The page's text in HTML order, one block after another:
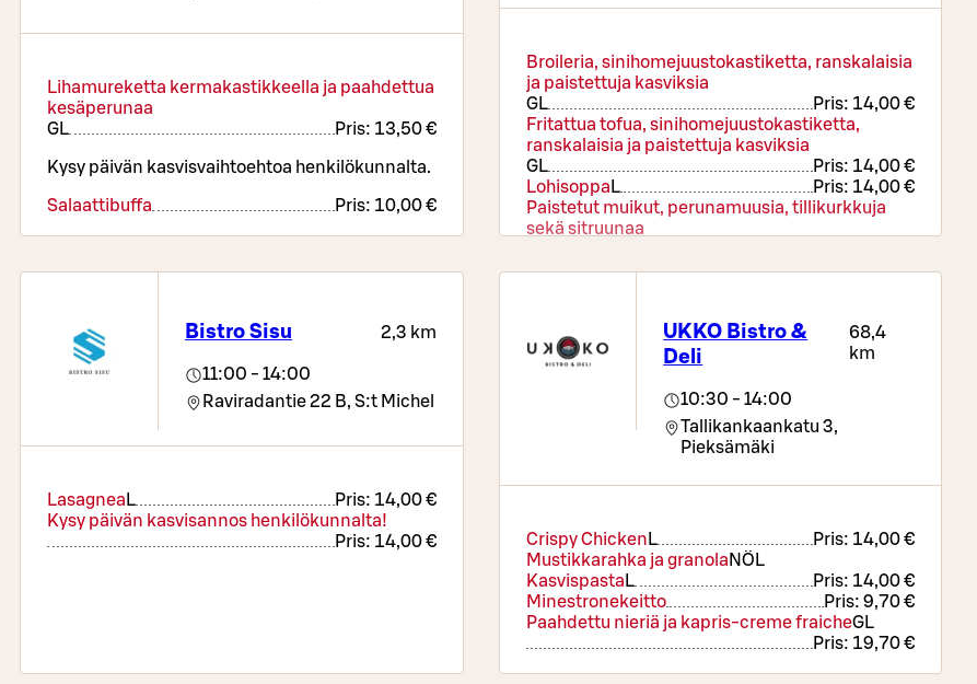
Lihamureketta kermakastikkeella ja paahdettua
kesäperunaa
GL Pris: 13,50 €
Kysy päivän kasvisvaihtoehtoa henkilökunnalta.
Salaattibuffa Pris: 10,00 €
Broileria, sinihomejuustokastiketta, ranskalaisia
ja paistettuja kasviksia
GL Pris: 14,00 €
Fritattua tofua, sinihomejuustokastiketta,
ranskalaisia ja paistettuja kasviksia
GL Pris: 14,00 €
Lohisoppa L Pris: 14,00 €
Paistetut muikut, perunamuusia, tillikurkkuja
sekä sitruunaa
Bistro Sisu 2,3 km
11:00 - 14:00
Raviradantie 22 B, S:t Michel
Lasagnea L Pris: 14,00 €
Kysy päivän kasvisannos henkilökunnalta!
Pris: 14,00 €
UKKO Bistro &
Deli
68,4
km
10:30 - 14:00
Tallikankaankatu 3,
Pieksämäki
Crispy Chicken L Pris: 14,00 €
Mustikkarahka ja granola NÖ L
Kasvispasta L Pris: 14,00 €
Minestronekeitto
Pris: 9,70 €
Paahdettu nieriä ja kapris-creme fraicheGL
Pris: 19,70 €